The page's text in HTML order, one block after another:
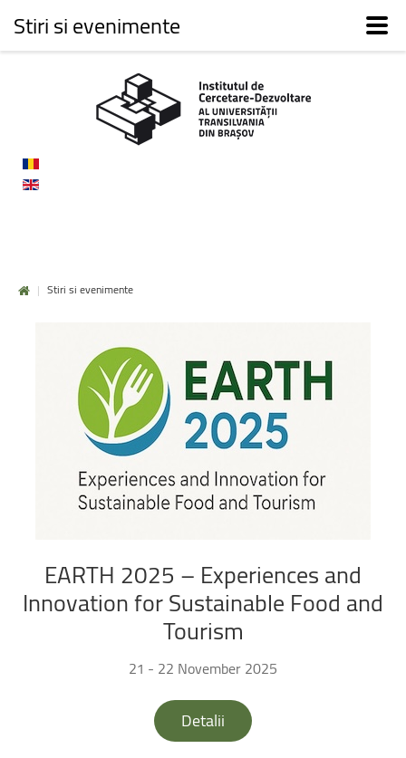
| Stiri si evenimente
EARTH 2025 – Experiences and
InnovationforSustainable Food and
Tourism
21 - 22 November 2025
Detalii
Stiri si evenimente